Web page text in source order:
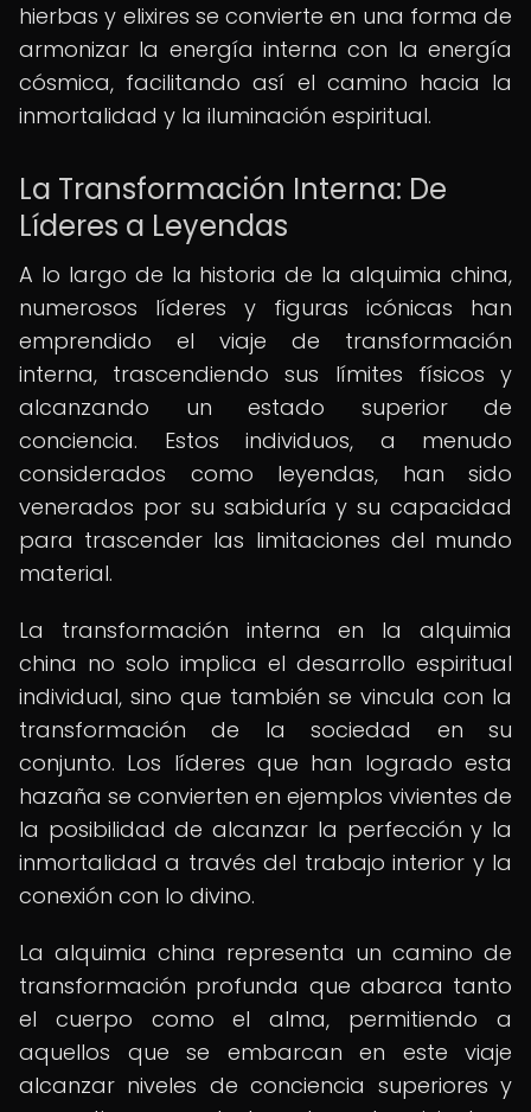
hierbas y elixires se convierte en una forma de
armonizar la energía interna con la energía
cósmica, facilitando así el camino hacia la
inmortalidad y la iluminación espiritual.
La Transformación Interna: De
Líderes a Leyendas
A lo largo de la historia de la alquimia china,
numerosos líderes y figuras icónicas han
emprendido el viaje de transformación
interna, trascendiendo sus límites físicos y
alcanzando un estado superior de
conciencia. Estos individuos, a menudo
considerados como leyendas, han sido
venerados por su sabiduría y su capacidad
para trascender las limitaciones del mundo
material.
La transformación interna en la alquimia
china no solo implica el desarrollo espiritual
individual, sino que también se vincula con la
transformación de la sociedad en su
conjunto. Los líderes que han logrado esta
hazaña se convierten en ejemplos vivientes de
la posibilidad de alcanzar la perfección y la
inmortalidad a través del trabajo interior y la
conexión con lo divino.
La alquimia china representa un camino de
transformación profunda que abarca tanto
el cuerpo como el alma, permitiendo a
aquellos que se embarcan en este viaje
alcanzar niveles de conciencia superiores y